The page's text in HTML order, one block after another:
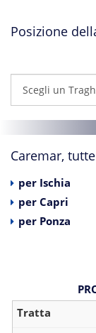
Posizione
Caremar,
per Ischia
per Capri
per Ponza